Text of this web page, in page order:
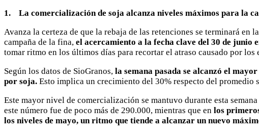
1. La comercialización de soja alcanza niveles máximos para la
Avanza la certeza de que la rebaja de las retenciones se terminará
campaña de la fina, el acercamiento a la fecha clave del 30 de junio
tomar ritmo en los últimos días para recortar el atraso causado por los
Según los datos de SioGranos, la semana pasada se alcanzó el
por soja. Esto implica un crecimiento del 30% respecto del promedio
Este mayor nivel de comercialización se mantuvo durante esta
este número fue de poco más de 290.000, mientras que en los
los niveles de mayo, un ritmo que tiende a alcanzar un nuevo